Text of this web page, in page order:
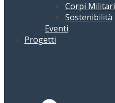
Corpi Militari
Sostenibilità
Eventi
Progetti